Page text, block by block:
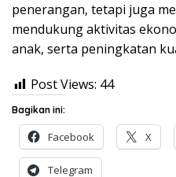
penerangan, tetapi juga
mendukung aktivitas
anak, serta peningkatan
Post Views: 44
Bagikan ini:
Facebook X
Telegram